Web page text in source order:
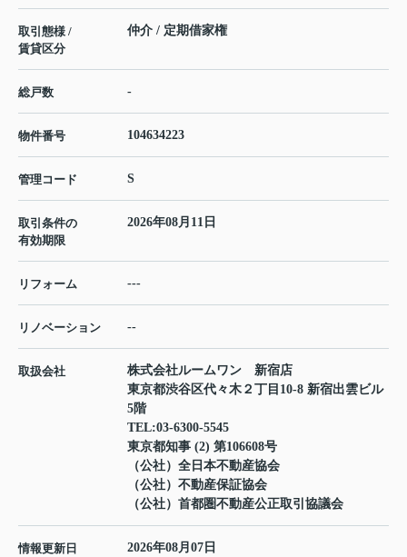
取引態様 /
賃貸区分
仲介 / 定期借家権
総戸数 -
物件番号 104634223
管理コード S
取引条件の
有効期限
2026年08月11日
リフォーム ---
リノベーション --
取扱会社
株式会社ルームワン 新宿店
東京都渋谷区代々木２丁目10-8 新宿出雲ビル
5階
TEL:03-6300-5545
東京都知事 (2) 第106608号
（公社）全日本不動産協会
（公社）不動産保証協会
（公社）首都圏不動産公正取引協議会
情報更新日 2026年08月07日